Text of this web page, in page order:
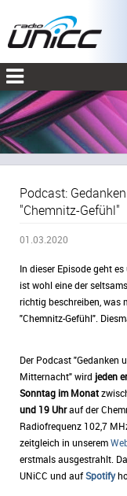
Podcast:
"Chemnitz-Gefühl"
01.03.2020
In dieser Episode geht
ist wohl eine der
richtig beschreiben, was
"Chemnitz-Gefühl".
Der Podcast "Gedanken
Mitternacht" wird jeden
Sonntag im Monat
und 19 Uhrauf der
Radiofrequenz 102,7
zeitgleich in unserem
erstmals ausgestrahlt.
UNiCC und aufSpotify